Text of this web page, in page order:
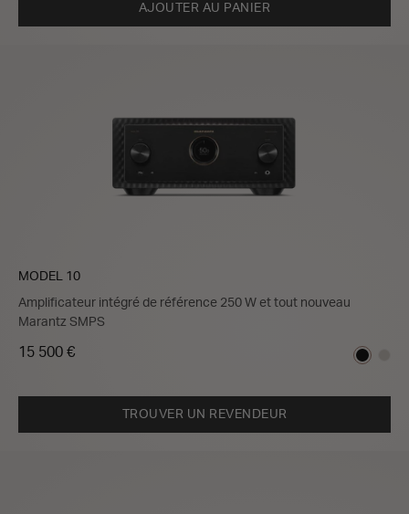
AJOUTER AU PANIER
MODEL 10
Amplificateur intégré de référence 250 W et tout nouveau
Marantz SMPS
15 500 €
TROUVER UN REVENDEUR